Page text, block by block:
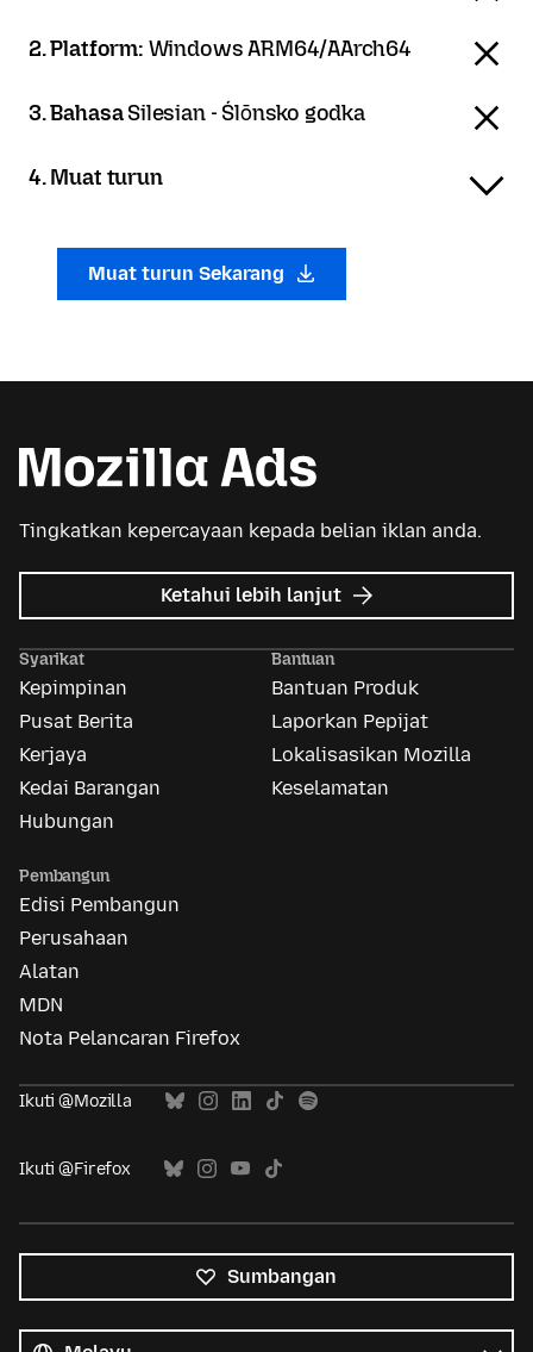
2. Platform: Windows ARM64/AArch64
3. BahasaSilesian - Ślōnsko godka
4. Muat turun
Muat turun Sekarang
Tingkatkan kepercayaan kepada belian iklan anda.
Ketahui lebih lanjut tentang
Iklan
Syarikat
Kepimpinan
Pusat Berita
Kerjaya
Kedai Barangan
Hubungan
Bantuan
Bantuan Produk
Laporkan Pepijat
Lokalisasikan Mozilla
Keselamatan
Pembangun
Edisi Pembangun
Perusahaan
Alatan
MDN
Nota Pelancaran Firefox
Ikuti @Mozilla
Ikuti @Firefox
Sumbangan
bahasa
Bahasa